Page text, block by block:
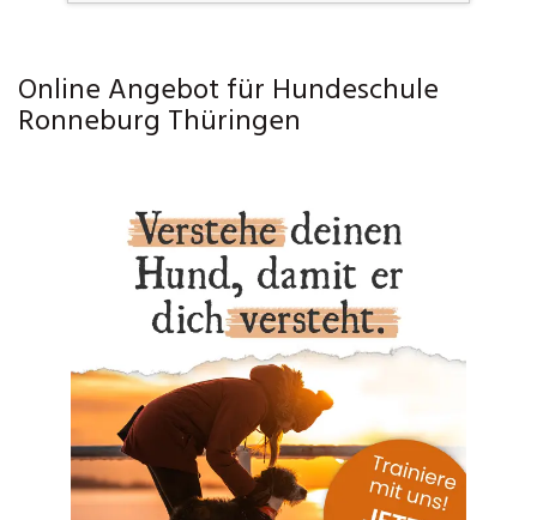
Online Angebot für Hundeschule
Ronneburg Thüringen